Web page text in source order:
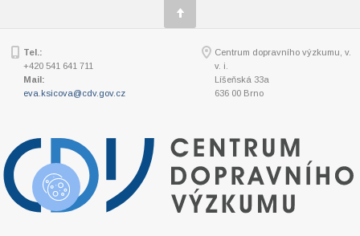
Tel.:
+420 541 641 711
Mail:
eva.ksicova@cdv.gov.cz
Centrum dopravního výzkumu, v.
v. i.
Líšeňská 33a
636 00 Brno